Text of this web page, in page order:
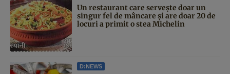
Un restaurant care servește doar un
singur fel de mâncare și are doar 20 de
locuri a primit o stea Michelin
D:NEWS